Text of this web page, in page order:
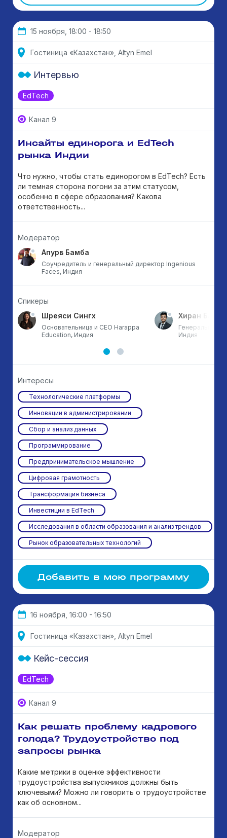
15 ноября, 18:00 - 18:50
Гостиница «Казахстан», Altyn Emel
EdTech
Интервью
Канал 9
Инсайты единорога и EdTech
рынка Индии
Что нужно, чтобы стать единорогом в EdTech? Есть
ли темная сторона погони за этим статусом,
особенно в сфере образования? Какова
ответственность...
Модератор
Апурв Бамба
Соучредитель и генеральный директор Ingenious
Faces, Индия
Спикеры
Шреяси Сингх
Основательница и CEO Harappa
Education, Индия
Хиран
Генеральный
Индия
Интересы
Технологические платформы
Инновации в администрировании
Сбор и анализ данных
Программирование
Предпринимательское мышление
Цифровая грамотность
Трансформация бизнеса
Инвестиции в EdTech
Исследования в области образования и анализ трендов
Рынок образовательных технологий
Добавить в мою программу
16 ноября, 16:00 - 16:50
Гостиница «Казахстан», Altyn Emel
EdTech
Кейс-сессия
Канал 9
Как решать проблему кадрового
голода? Трудоустройство под
запросы рынка
Какие метрики в оценке эффективности
трудоустройства выпускников должны быть
ключевыми? Можно ли говорить о трудоустройстве
как об основном...
Модератор